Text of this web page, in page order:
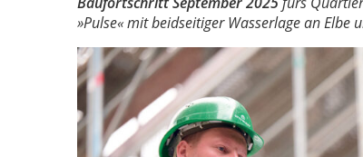
»Pulse« mit beidseitiger Wasserlage an Elbe